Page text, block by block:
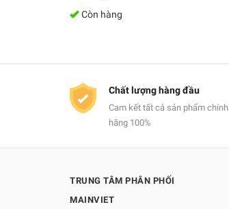
Còn hàng
Chất lượng hàng đầu
Cam kết tất cả sản phẩm chính
hãng 100%
TRUNG TÂM PHÂN PHỐI
MAINVIET